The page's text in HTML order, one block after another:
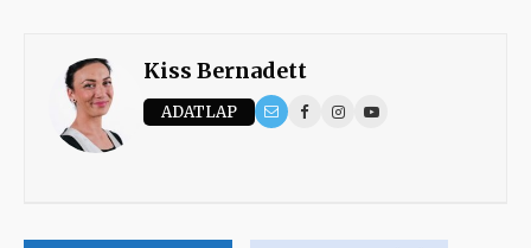
Kiss Bernadett
ADATLAP